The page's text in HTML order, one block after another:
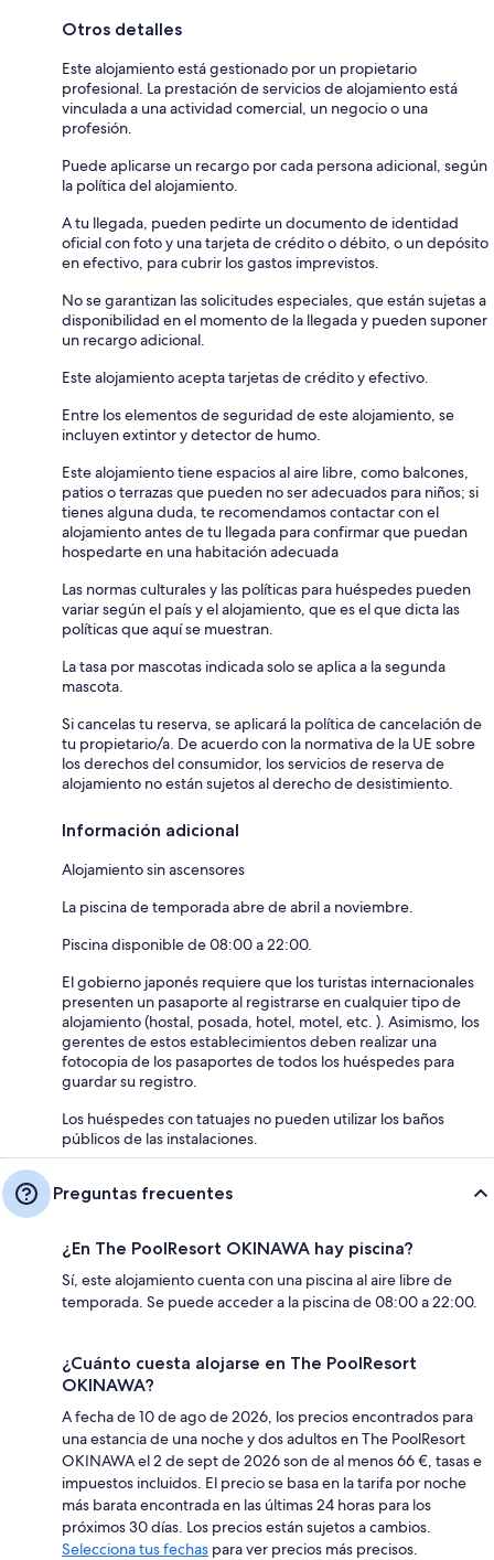
Otros detalles
Este alojamiento está gestionado por un propietario
profesional. La prestación de servicios de alojamiento está
vinculada a una actividad comercial, un negocio o una
profesión.
Puede aplicarse un recargo por cada persona adicional, según
la política del alojamiento.
A tu llegada, pueden pedirte un documento de identidad
oficial con foto y una tarjeta de crédito o débito, o un depósito
en efectivo, para cubrir los gastos imprevistos.
No se garantizan las solicitudes especiales, que están sujetas a
disponibilidad en el momento de la llegada y pueden suponer
un recargo adicional.
Este alojamiento acepta tarjetas de crédito y efectivo.
Entre los elementos de seguridad de este alojamiento, se
incluyen extintor y detector de humo.
Este alojamiento tiene espacios al aire libre, como balcones,
patios o terrazas que pueden no ser adecuados para niños; si
tienes alguna duda, te recomendamos contactar con el
alojamiento antes de tu llegada para confirmar que puedan
hospedarte en una habitación adecuada
Las normas culturales y las políticas para huéspedes pueden
variar según el país y el alojamiento, que es el que dicta las
políticas que aquí se muestran.
La tasa por mascotas indicada solo se aplica a la segunda
mascota.
Si cancelas tu reserva, se aplicará la política de cancelación de
tu propietario/a. De acuerdo con la normativa de la UE sobre
los derechos del consumidor, los servicios de reserva de
alojamiento no están sujetos al derecho de desistimiento.
Información adicional
Alojamiento sin ascensores
La piscina de temporada abre de abril a noviembre.
Piscina disponible de 08:00 a 22:00.
El gobierno japonés requiere que los turistas internacionales
presenten un pasaporte al registrarse en cualquier tipo de
alojamiento (hostal, posada, hotel, motel, etc. ). Asimismo, los
gerentes de estos establecimientos deben realizar una
fotocopia de los pasaportes de todos los huéspedes para
guardar su registro.
Los huéspedes con tatuajes no pueden utilizar los baños
públicos de las instalaciones.
Preguntas frecuentes
¿En The PoolResort OKINAWA hay piscina?
Sí, este alojamiento cuenta con una piscina al aire libre de
temporada. Se puede acceder a la piscina de 08:00 a 22:00.
¿Cuánto cuesta alojarse en The PoolResort
OKINAWA?
A fecha de 10 de ago de 2026, los precios encontrados para
una estancia de una noche y dos adultos en The PoolResort
OKINAWA el 2 de sept de 2026 son de al menos 66 €, tasas e
impuestos incluidos. El precio se basa en la tarifa por noche
más barata encontrada en las últimas 24 horas para los
próximos 30 días. Los precios están sujetos a cambios.
Selecciona tus fechas para ver precios más precisos.